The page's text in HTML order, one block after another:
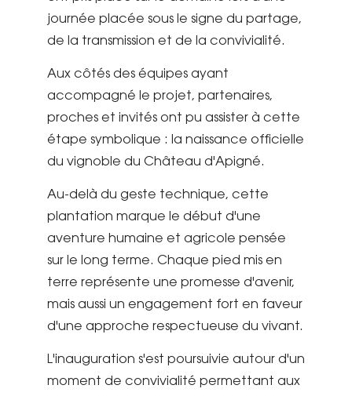
journée placée sous le signe du partage,
de la transmission et de la convivialité.
Aux côtés des équipes ayant
accompagné le projet, partenaires,
proches et invités ont pu assister à cette
étape symbolique : la naissance officielle
du vignoble du Château d'Apigné.
Au-delà du geste technique, cette
plantation marque le début d'une
aventure humaine et agricole pensée
sur le long terme. Chaque pied mis en
terre représente une promesse d'avenir,
mais aussi un engagement fort en faveur
d'une approche respectueuse du vivant.
L'inauguration s'est poursuivie autour d'un
moment de convivialité permettant aux